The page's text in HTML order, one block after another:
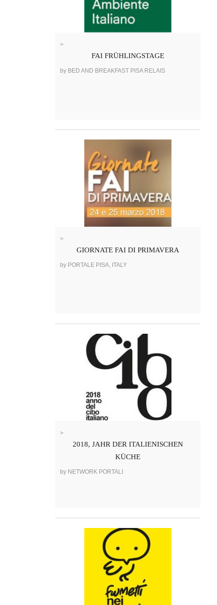
>
FAI FRÜHLINGSTAGE
by BED AND BREAKFAST PISA RELAIS
>
GIORNATE FAI DI PRIMAVERA
by PORTALE PISA, ITALY
>
2018, JAHR DER ITALIENISCHEN
KÜCHE
by NETWORK PORTALI